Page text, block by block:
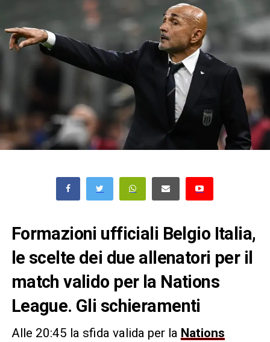
Formazioni ufficiali Belgio Italia,
le scelte dei due allenatori per il
match valido per la Nations
League. Gli schieramenti
Alle 20:45 la sfida valida per la Nations